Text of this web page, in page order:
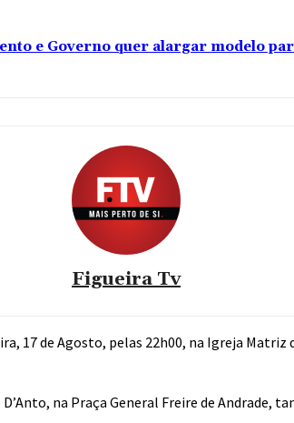
e Governo quer alargar modelo
Figueira Tv
17 de Agosto, pelas 22h00, na Igreja Matriz
na Praça General Freire de Andrade,